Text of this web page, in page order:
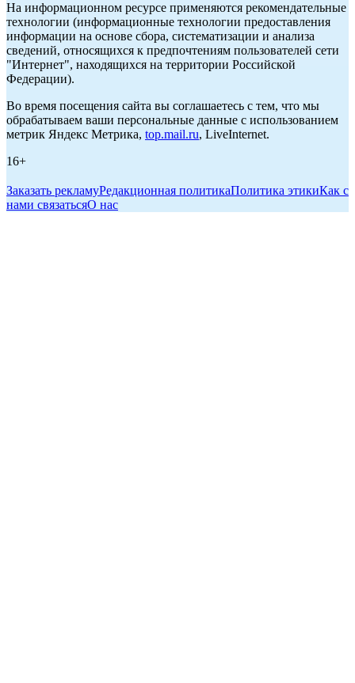
На информационном ресурсе применяются рекомендательные
технологии (информационные технологии предоставления
информации на основе сбора, систематизации и анализа
сведений, относящихся к предпочтениям пользователей сети
"Интернет", находящихся на территории Российской
Федерации).
Во время посещения сайта вы соглашаетесь с тем, что мы
обрабатываем ваши персональные данные с использованием
метрик Яндекс Метрика, top.mail.ru, LiveInternet.
16+
Заказать рекламуРедакционная политикаПолитика этикиКак с
нами связатьсяО нас